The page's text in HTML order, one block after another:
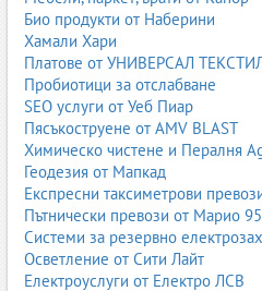
зависимост от целта –
подготовка за боядисване – се
машини.
1. Пясъкоструене под високо
Това е най-разпространената
въздух под налягане 6–12 bar,
Подходящо е за метални
замърсявания.
2. Пясъкоструене с ниско
Използва се при деликатни
Био продукти от Наберини
Хамали Хари
Платове от УНИВЕРСАЛ
Пробиотици за отслабване
SEO услуги от Уеб Пиар
Пясъкоструене от AMV BLAST
Химическо чистене и Пералня
Геодезия от Мапкад
Експресни таксиметрови
Пътнически превози от Марио 95
Системи за резервно
Осветление от Сити Лайт
Електроуслуги от Електро ЛСВ